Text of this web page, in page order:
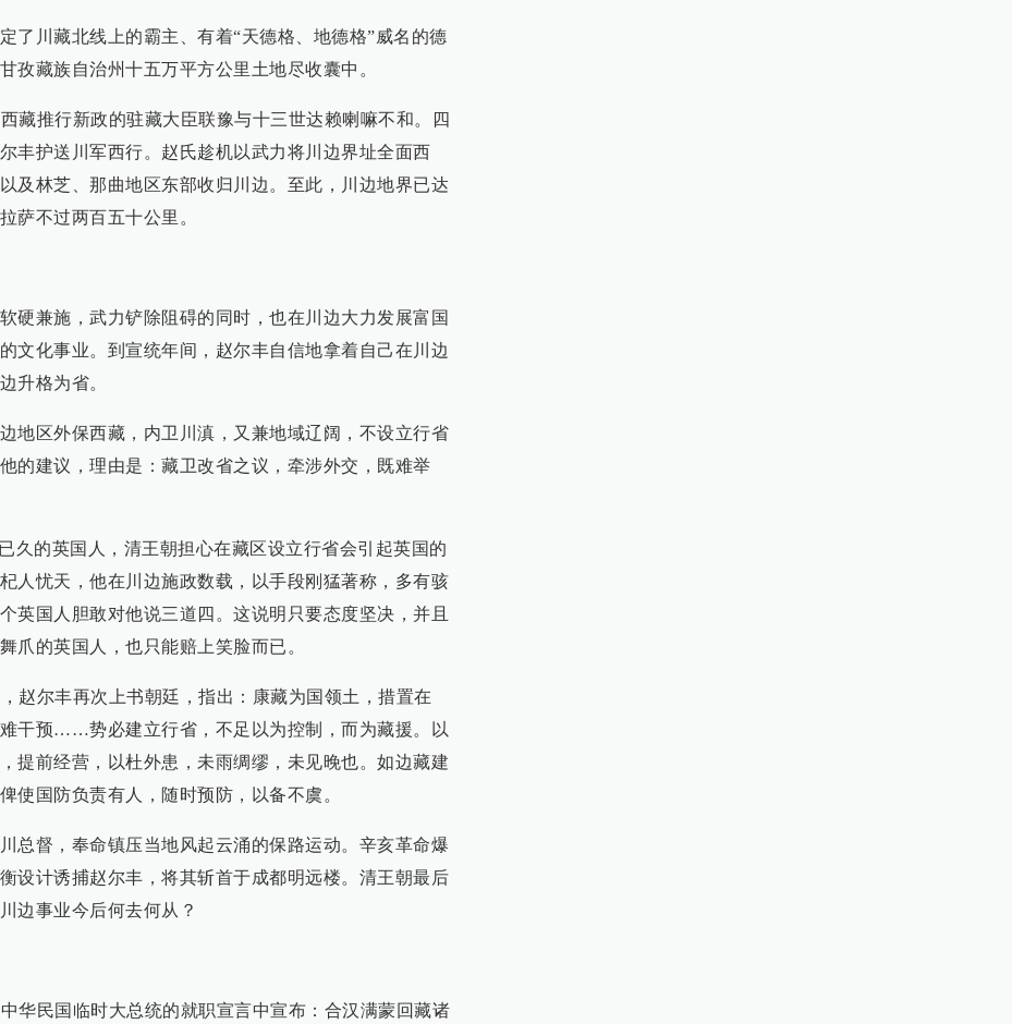
了川藏北线上的霸主、有着“天德格、地德格”威名的德
孜藏族自治州十五万平方公里土地尽收囊中。
藏推行新政的驻藏大臣联豫与十三世达赖喇嘛不和。四
丰护送川军西行。赵氏趁机以武力将川边界址全面西
及林芝、那曲地区东部收归川边。至此，川边地界已达
萨不过两百五十公里。
硬兼施，武力铲除阻碍的同时，也在川边大力发展富国
文化事业。到宣统年间，赵尔丰自信地拿着自己在川边
升格为省。
地区外保西藏，内卫川滇，又兼地域辽阔，不设立行省
的建议，理由是：藏卫改省之议，牵涉外交，既难举
久的英国人，清王朝担心在藏区设立行省会引起英国的
人忧天，他在川边施政数载，以手段刚猛著称，多有骇
英国人胆敢对他说三道四。这说明只要态度坚决，并且
爪的英国人，也只能赔上笑脸而已。
赵尔丰再次上书朝廷，指出：康藏为国领土，措置在
干预……势必建立行省，不足以为控制，而为藏援。以
提前经营，以杜外患，未雨绸缪，未见晚也。如边藏建
使国防负责有人，随时预防，以备不虞。
总督，奉命镇压当地风起云涌的保路运动。辛亥革命爆
设计诱捕赵尔丰，将其斩首于成都明远楼。清王朝最后
边事业今后何去何从？
华民国临时大总统的就职宣言中宣布：合汉满蒙回藏诸